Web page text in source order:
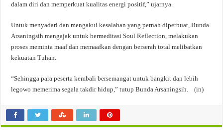
dalam diri dan memperkuat kualitas energi positif,” ujarnya.
Untuk menyadari dan mengakui kesalahan yang pernah diperbuat, Bunda
Arsaningsih mengajak untuk bermeditasi Soul Reflection, melakukan
proses meminta maaf dan memaafkan dengan berserah total melibatkan
kekuatan Tuhan.
“Sehingga para peserta kembali bersemangat untuk bangkit dan lebih
legowo memerima segala takdir hidup,” tutup Bunda Arsaningsih. (in)